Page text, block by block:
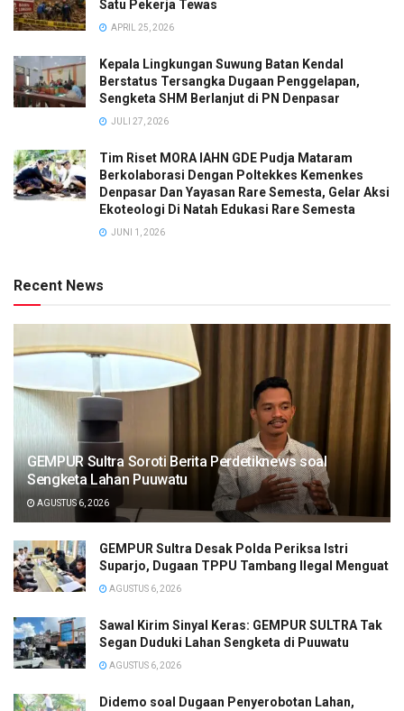
Satu Pekerja Tewas
APRIL 25, 2026
Kepala Lingkungan Suwung Batan Kendal
Berstatus Tersangka Dugaan Penggelapan,
Sengketa SHM Berlanjut di PN Denpasar
JULI 27, 2026
Tim Riset MORA IAHN GDE Pudja Mataram
Berkolaborasi Dengan Poltekkes Kemenkes
Denpasar Dan Yayasan Rare Semesta, Gelar Aksi
Ekoteologi Di Natah Edukasi Rare Semesta
JUNI 1, 2026
Recent News
GEMPUR Sultra Soroti Berita Perdetiknews soal
Sengketa Lahan Puuwatu
AGUSTUS 6, 2026
GEMPUR Sultra Desak Polda Periksa Istri
Suparjo, Dugaan TPPU Tambang Ilegal Menguat
AGUSTUS 6, 2026
Sawal Kirim Sinyal Keras: GEMPUR SULTRA Tak
Segan Duduki Lahan Sengketa di Puuwatu
AGUSTUS 6, 2026
Didemo soal Dugaan Penyerobotan Lahan,